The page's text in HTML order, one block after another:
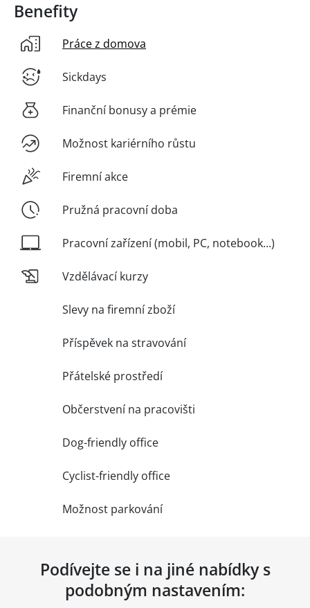
Benefity
Práce z domova
Sickdays
Finanční bonusy a prémie
Možnost kariérního růstu
Firemní akce
Pružná pracovní doba
Pracovní zařízení (mobil, PC, notebook...)
Vzdělávací kurzy
Slevy na firemní zboží
Příspěvek na stravování
Přátelské prostředí
Občerstvení na pracovišti
Dog-friendly office
Cyclist-friendly office
Možnost parkování
Podívejte se i na jiné nabídky s
podobným nastavením: